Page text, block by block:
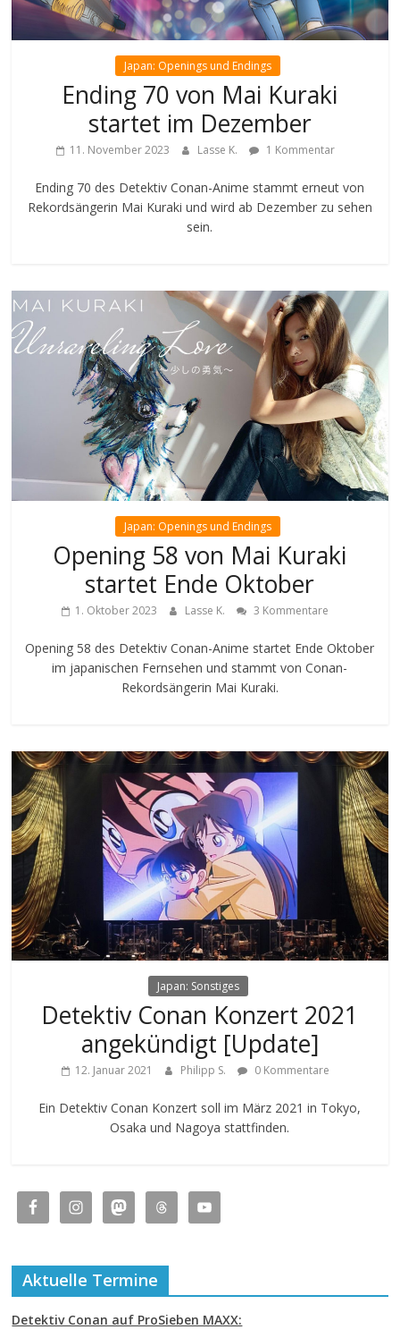
Japan: Openings und Endings
Ending 70 von Mai Kuraki
startet im Dezember
11. November 2023 Lasse K. 1 Kommentar
Ending 70 des Detektiv Conan-Anime stammt erneut von
Rekordsängerin Mai Kuraki und wird ab Dezember zu sehen
sein.
Japan: Openings und Endings
Opening 58 von Mai Kuraki
startet Ende Oktober
1. Oktober 2023 Lasse K. 3 Kommentare
Opening 58 des Detektiv Conan-Anime startet Ende Oktober
im japanischen Fernsehen und stammt von Conan-
Rekordsängerin Mai Kuraki.
Japan: Sonstiges
Detektiv Conan Konzert 2021
angekündigt [Update]
12. Januar 2021 Philipp S. 0 Kommentare
Ein Detektiv Conan Konzert soll im März 2021 in Tokyo,
Osaka und Nagoya stattfinden.
Aktuelle Termine
Detektiv Conan auf ProSieben MAXX: